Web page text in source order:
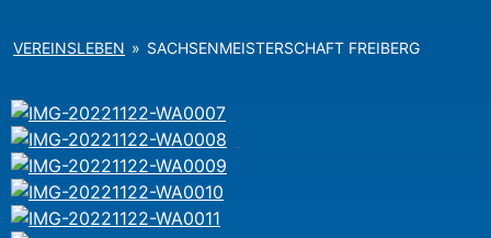
VEREINSLEBEN » SACHSENMEISTERSCHAFT FREIBERG